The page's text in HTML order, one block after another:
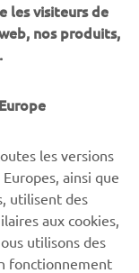
webpages may
of Yamaha
Co., Ltd.
local road laws.
les visiteurs de
nos produits,
les versions
ainsi que
utilisent des
aux cookies,
utilisons des
fonctionnement